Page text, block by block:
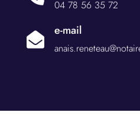
04 78 56 35 72

e-mail